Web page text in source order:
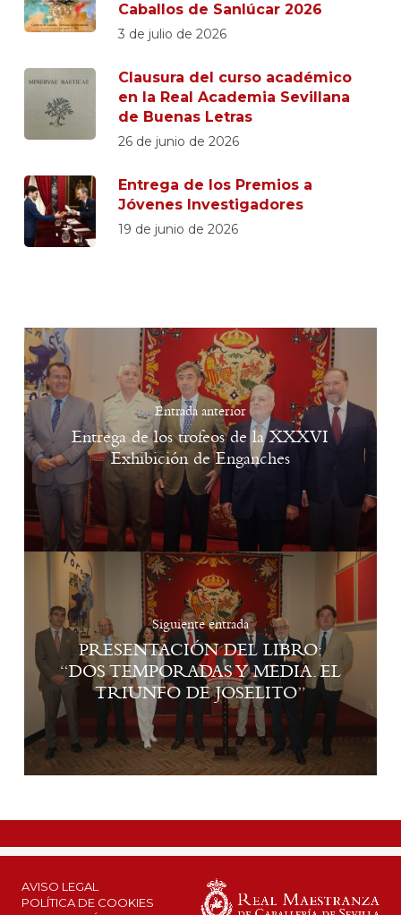
Caballos de Sanlúcar 2026
3 de julio de 2026
Clausura del curso académico
en la Real Academia Sevillana
de Buenas Letras
26 de junio de 2026
Entrega de los Premios a
Jóvenes Investigadores
19 de junio de 2026
Entrada anterior
Entrega de los trofeos de la XXXVI
Exhibición de Enganches
Siguiente entrada
PRESENTACIÓN DEL LIBRO:
“DOS TEMPORADAS Y MEDIA. EL
TRIUNFO DE JOSELITO”
AVISO LEGAL
POLÍTICA DE COOKIES